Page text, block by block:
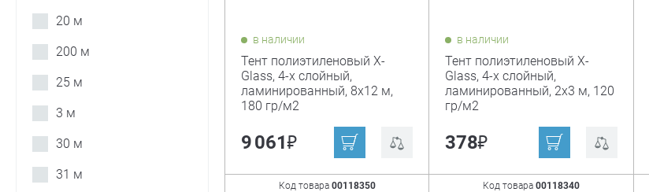
20 м
200 м
25 м
3 м
30 м
31 м
в наличии
Тент полиэтиленовый X-
Glass, 4-х слойный,
ламинированный, 8х12 м,
180 гр/м2
9 061₽
в наличии
Тент полиэтиленовый X-
Glass, 4-х слойный,
ламинированный, 2х3 м, 120
гр/м2
378₽
Код товара 00118350 Код товара00118340